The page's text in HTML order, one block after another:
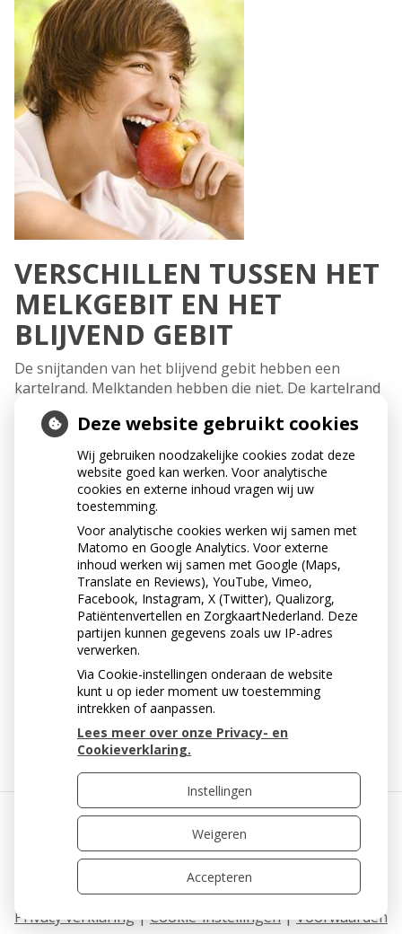
VERSCHILLEN TUSSEN HET
MELKGEBIT EN HET
BLIJVEND GEBIT
De snijtanden van het blijvend gebit hebben een
kartelrand. Melktanden hebben die niet. De kartelrand
bestaat uit drie bobbeltjes op het snijvlak. De karteling
verdwijnt in de loop van de tijd door natuurlijke slijtage.
Blijvende tanden en kiezen hebben sterker glazuur dan
melktanden en -kiezen. Naast de witte melktanden
lijken de blijvende voortanden donkerder en/of geler
van kleur. Dit is normaal. Poetsen helpt niet om ze
lichter van kleur te krijgen.
« Terug naar het overzicht
Uw Zorg Online|
Privacy verklaring|Cookie-instellingen|Voorwaarden
Deze website gebruikt cookies
Wij gebruiken noodzakelijke cookies zodat deze
website goed kan werken. Voor analytische
cookies en externe inhoud vragen wij uw
toestemming.
Voor analytische cookies werken wij samen met
Matomo en Google Analytics. Voor externe
inhoud werken wij samen met Google (Maps,
Translate en Reviews), YouTube, Vimeo,
Facebook, Instagram, X (Twitter), Qualizorg,
Patiëntenvertellen en ZorgkaartNederland. Deze
partijen kunnen gegevens zoals uw IP-adres
verwerken.
Via Cookie-instellingen onderaan de website
kunt u op ieder moment uw toestemming
intrekken of aanpassen.
Lees meer over onze Privacy- en
Cookieverklaring.
Instellingen
Weigeren
Accepteren